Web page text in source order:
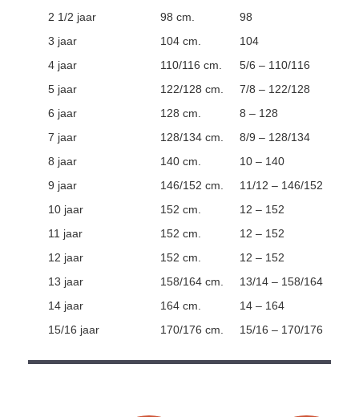
2 1/2 jaar
98 cm.
98
3 jaar
104 cm.
104
4 jaar
110/116 cm.
5/6 – 110/116
5 jaar
122/128 cm.
7/8 – 122/128
6 jaar
128 cm.
8 – 128
7 jaar
128/134 cm.
8/9 – 128/134
8 jaar
140 cm.
10 – 140
9 jaar
146/152 cm.
11/12 – 146/152
10 jaar
152 cm.
12 – 152
11 jaar
152 cm.
12 – 152
12 jaar
152 cm.
12 – 152
13 jaar
158/164 cm.
13/14 – 158/164
14 jaar
164 cm.
14 – 164
15/16 jaar
170/176 cm. 15/16 – 170/176